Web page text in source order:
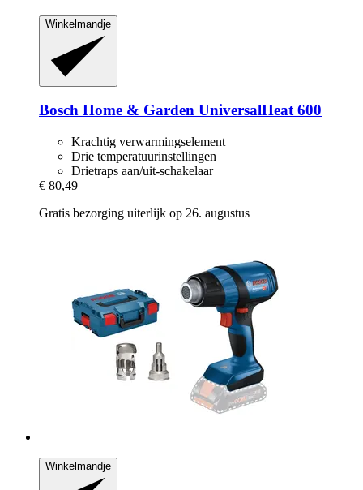
Winkelmandje
Bosch Home & Garden UniversalHeat 600
Krachtig verwarmingselement
Drie temperatuurinstellingen
Drietraps aan/uit-schakelaar
€ 80,49
Gratis bezorging uiterlijk op 26. augustus
Winkelmandje